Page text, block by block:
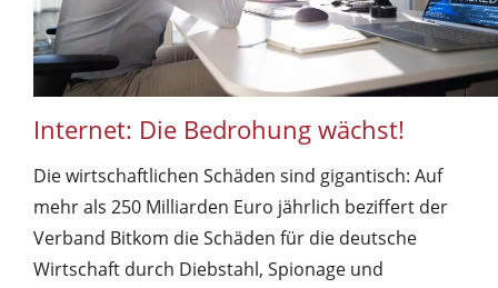
Internet: Die Bedrohung wächst!
Die wirtschaftlichen Schäden sind gigantisch: Auf
mehr als 250 Milliarden Euro jährlich beziffert der
Verband Bitkom die Schäden für die deutsche
Wirtschaft durch Diebstahl, Spionage und